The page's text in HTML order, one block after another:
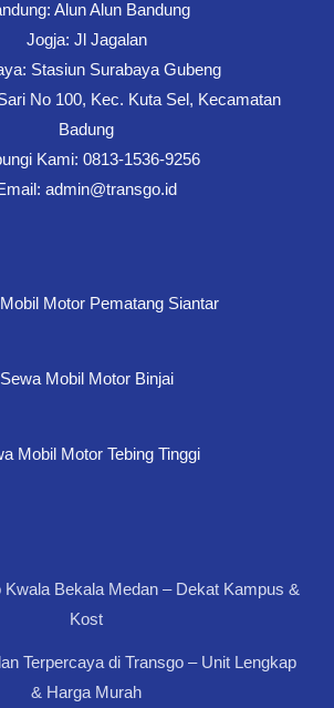
Alun Alun Bandung
Jogja: Jl Jagalan
Stasiun Surabaya Gubeng
No 100, Kec. Kuta Sel, Kecamatan
Badung
Kami: 0813-1536-9256
admin@transgo.id
Motor Pematang Siantar
Sewa Mobil Motor Binjai
Mobil Motor Tebing Tinggi
Kwala Bekala Medan – Dekat Kampus &
Kost
Terpercaya di Transgo – Unit Lengkap
& Harga Murah